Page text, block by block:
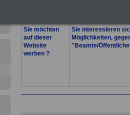
Sie möchten
auf dieser
Website
werben ?
Sie interessieren
Möglichkeiten,
"Beamte/